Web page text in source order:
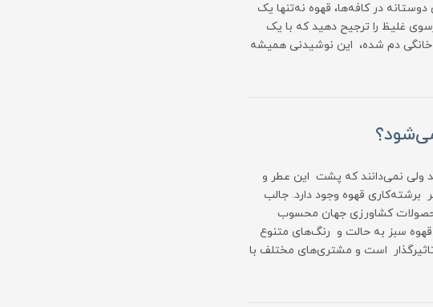
در کافه‌ها، قهوه نه‌تنها یک
غلیظ را ترجیح دهید که با یک
خانگی دم شده، این نوشیدنی همیشه
ولی نمی‌دانند که پشت این عطر و
برشته‌کاری قهوه وجود دارد. جالب
کشاورزی جهان محسوب
سبز به حالت و رنگ‌های متنوع
است و مشتری‌های مختلف با